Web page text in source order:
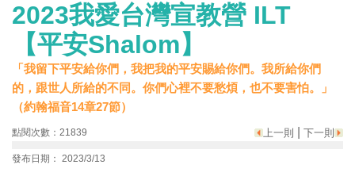
2023我愛台灣宣教營 ILT
【平安Shalom】
「我留下平安給你們，我把我的平安賜給你們。我所給你們
的，跟世人所給的不同。你們心裡不要愁煩，也不要害怕。」
（約翰福音14章27節）
點閱次數：21839 上一則 下一則
發布日期： 2023/3/13